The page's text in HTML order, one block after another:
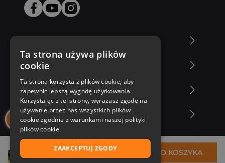
32,45 zł DO KOSZYKA
Zakupy u nas
Nasza oferta
Nasi autorzy
Ta strona używa plików
cookie
Ta strona korzysta z plików cookie, aby
zapewnić lepszą wygodę użytkowania.
Korzystając z tej strony, wyrażasz zgodę na
używanie przez nas wszystkich plików
cookie zgodnie z warunkami naszej polityki
plików cookie.
ZAAKCEPTUJ ZGODY